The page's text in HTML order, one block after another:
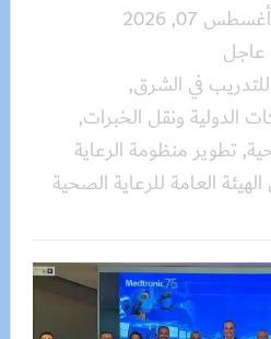
أغسطس 07, 2026
عاجل
في الشرق,
الدولية ونقل الخبرات,
, تطوير منظومة الرعاية
العامة للرعاية الصحية